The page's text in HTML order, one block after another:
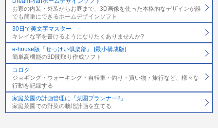
お家の内装・外装からお庭まで、3D画像を使った本格的なデザインが誰
でも簡単にできるホームデザインソフト
30日で美文字マスター
キレイな字を書けるようになりたくありませんか?
e-house版『せっけい倶楽部』 [最小構成版]
簡単高機能の3D間取り作成ソフト
コロク
ジョギング・ウォーキング・自転車・釣り・買い物・旅行など、様々な
行動を記録する
家庭菜園の計画管理に『菜園プランナー2』
家庭菜園での野菜の栽培計画を立てる